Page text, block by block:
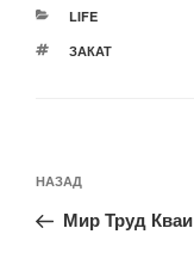
РУБРИКИ
LIFE
МЕТКИ
ЗАКАТ
по
записям
Предыдущая
запись:
НАЗАД
Мир Труд Кваи